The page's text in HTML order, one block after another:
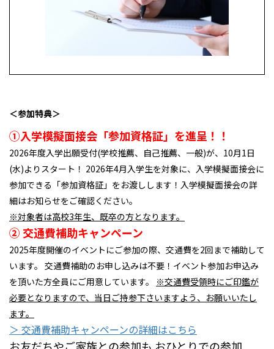
＜参加特典＞
①入学模擬面接会「参加資格証」を進呈！！
2026年度入学出願受付(学校推薦、自己推薦、一般)が、10月1日
(水)よりスタート！ 2026年4月入学生を対象に、入学模擬面接会に
参加できる「参加資格証」をお渡しします！入学模擬面接会の詳
細はお知らせをご確認ください。
※対象者は高校3年生、既卒の方となります。
② 交通費補助キャンペーン
2025年度開催のイベントにご参加の際、交通費を2回まで補助して
います。 交通費補助のお申し込みは不要！イベント参加お申込み
を頂いた方全員にご用意しています。 ※交通費受領時にご印鑑が
必要となりますので、当日ご持参下さいますよう、お願いいたし
ます。
＞ 交通費補助キャンペーンの詳細はこちら